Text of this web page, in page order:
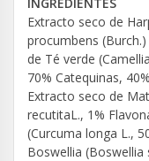
Extracto seco de
procumbens (Burch
de Té verde (
70% Catequinas,
Extracto seco de
recutitaL., 1%
(Curcuma longa L.,
Boswellia (Boswellia